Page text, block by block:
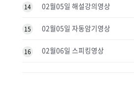
14 02월05일 해설강의영상
15 02월05일 자동암기영상
16 02월06일 스피킹영상